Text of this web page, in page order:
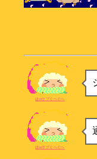
ほmラブぐへぐへ
ほmラブぐへぐへ